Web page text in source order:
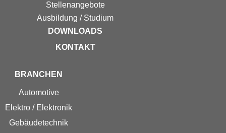
Stellenangebote
Ausbildung / Studium
DOWNLOADS
KONTAKT
BRANCHEN
Automotive
Elektro / Elektronik
Gebäudetechnik